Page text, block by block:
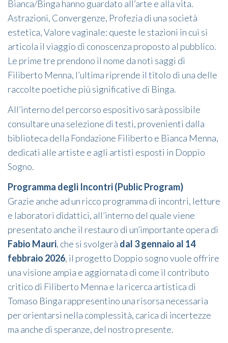
Bianca/Binga hanno guardato all’arte e alla vita.
Astrazioni, Convergenze, Profezia di una società
estetica, Valore vaginale: queste le stazioni in cui si
articola il viaggio di conoscenza proposto al pubblico.
Le prime tre prendono il nome da noti saggi di
Filiberto Menna, l’ultima riprende il titolo di una delle
raccolte poetiche più significative di Binga.
All’interno del percorso espositivo sarà possibile
consultare una selezione di testi, provenienti dalla
biblioteca della Fondazione Filiberto e Bianca Menna,
dedicati alle artiste e agli artisti esposti in Doppio
Sogno.
Programma degli Incontri (Public Program)
Grazie anche ad un ricco programma di incontri, letture
e laboratori didattici, all’interno del quale viene
presentato anche il restauro di un’importante opera di
Fabio Mauri, che si svolgerà dal 3 gennaio al 14
febbraio 2026, il progetto Doppio sogno vuole offrire
una visione ampia e aggiornata di come il contributo
critico di Filiberto Menna e la ricerca artistica di
Tomaso Binga rappresentino una risorsa necessaria
per orientarsi nella complessità, carica di incertezze
ma anche di speranze, del nostro presente.